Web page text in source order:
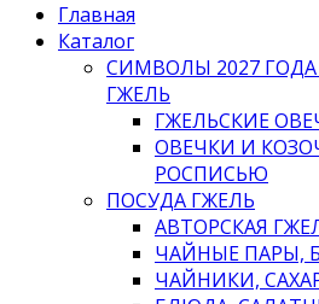
Главная
Каталог
СИМВОЛЫ 2027
ГЖЕЛЬ
ГЖЕЛЬСКИЕ
ОВЕЧКИ И
РОСПИСЬЮ
ПОСУДА ГЖЕЛЬ
АВТОРСКАЯ
ЧАЙНЫЕ ПАРЫ,
ЧАЙНИКИ,